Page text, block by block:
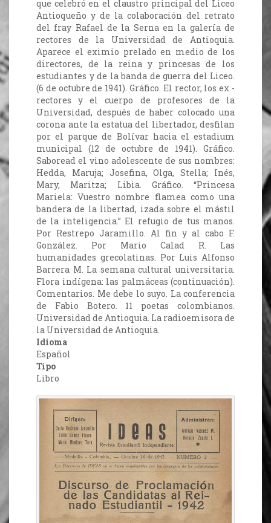
que celebró en el claustro principal del Liceo
Antioqueño y de la colaboración del retrato
del fray Rafael de la Serna en la galería de
rectores de la Universidad de Antioquia.
Aparece el eximio prelado en medio de los
directores, de la reina y princesas de los
estudiantes y de la banda de guerra del Liceo.
(6 de octubre de 1941). Gráfico. El rector, los ex -
rectores y el cuerpo de profesores de la
Universidad, después de haber colocado una
corona ante la estatua del libertador, desfilan
por el parque de Bolívar hacia el estadium
municipal (12 de octubre de 1941). Gráfico.
Saboread el vino adolescente de sus nombres:
Hedda, Maruja; Josefina, Olga, Stella; Inés,
Mary, Maritza; Libia. Gráfico. “Princesa
Mariela: Vuestro nombre flamea como una
bandera de la libertad, izada sobre el mástil
de la inteligencia.” El refugio de tus manos.
Por Restrepo Jaramillo. Al fin y al cabo F.
González. Por Mario Calad R. Las
humanidades grecolatinas. Por Luis Alfonso
Barrera M. La semana cultural universitaria.
Flora indígena: las palmáceas (continuación).
Comentarios. Me debe lo suyo. La conferencia
de Fabio Botero. 11 poetas colombianos.
Universidad de Antioquia. La radioemisora de
la Universidad de Antioquia.
Idioma
Español
Tipo
Libro